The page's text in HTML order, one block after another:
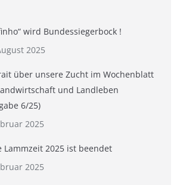
wird Bundessiegerbock !
2025
über unsere Zucht im Wochenblatt
und Landleben
6/25)
2025
Lammzeit 2025 ist beendet
2025